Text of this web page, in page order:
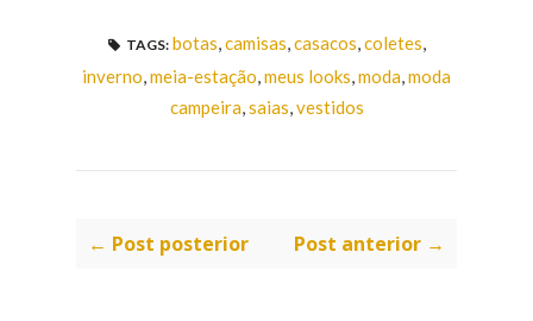
TAGS: botas,camisas,casacos,coletes,
inverno,meia-estação,meus looks,moda,moda
campeira,saias,vestidos
← Post posterior Post anterior →